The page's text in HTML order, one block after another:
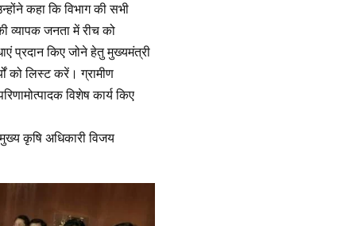
कहा कि विभाग की सभी
व्यापक जनता में रीच को
प्रदान किए जोने हेतु मुख्यमंत्री
को लिस्ट करें। ग्रामीण
विशेष कार्य किए
कृषि अधिकारी विजय